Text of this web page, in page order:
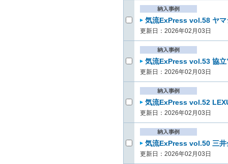
気流ExPress vol.58 ヤ
更新日：2026年02月03日
気流ExPress vol.53 協
更新日：2026年02月03日
気流ExPress vol.52
更新日：2026年02月03日
気流ExPress vol.50 三
更新日：2026年02月03日